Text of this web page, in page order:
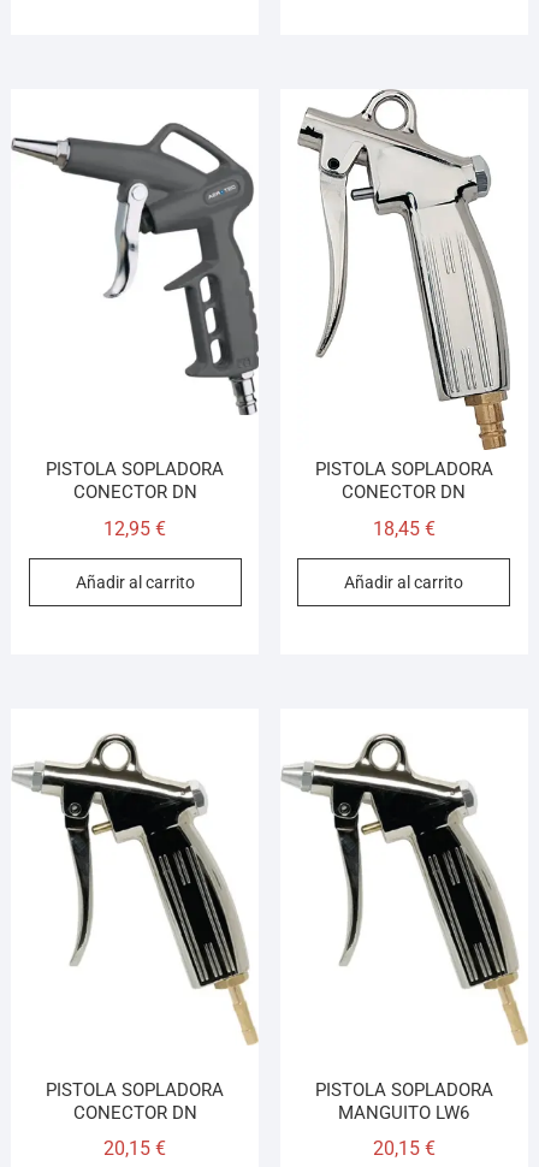
PISTOLA SOPLADORA
CONECTOR DN
12,95€
Añadir al carrito
PISTOLA SOPLADORA
CONECTOR DN
18,45 €
Añadir al carrito
PISTOLA SOPLADORA
CONECTOR DN
20,15€
PISTOLA SOPLADORA
MANGUITO LW6
20,15 €